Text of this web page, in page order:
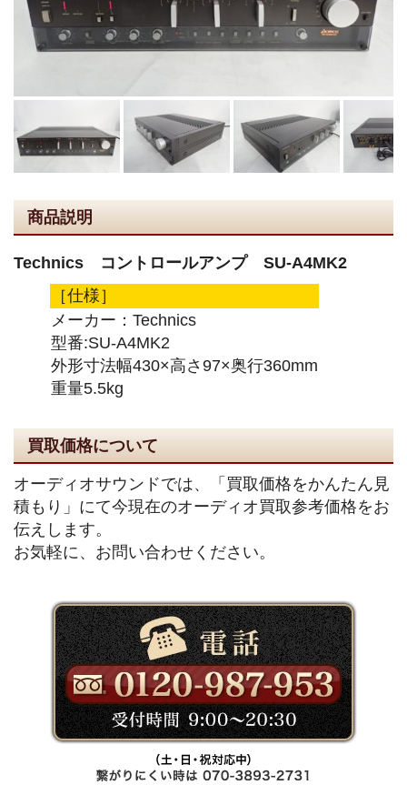
商品説明
Technics コントロールアンプ SU-A4MK2
［仕様］
メーカー：Technics
型番:SU-A4MK2
外形寸法幅430×高さ97×奥行360mm
重量5.5kg
買取価格について
オーディオサウンドでは、「買取価格をかんたん見
積もり」にて今現在のオーディオ買取参考価格をお
伝えします。
お気軽に、お問い合わせください。